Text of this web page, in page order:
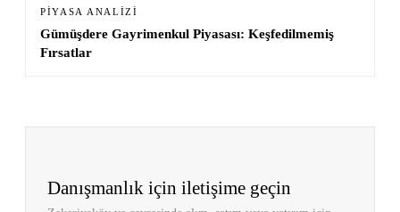
PIYASA ANALIZI
Gümüşdere Gayrimenkul Piyasası: Keşfedilmemiş
Fırsatlar
Danışmanlık için iletişime geçin